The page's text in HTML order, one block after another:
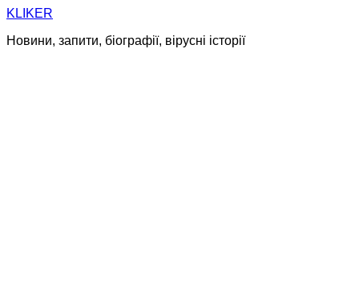
Skip
content
KLIKER
Новини, запити, біографії, вірусні історії